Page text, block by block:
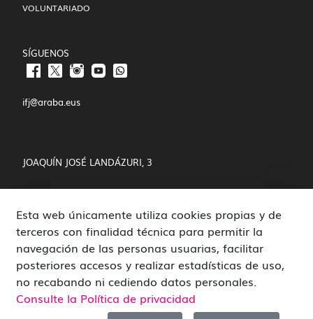
VOLUNTARIADO
SÍGUENOS
ifj@araba.eus
JOAQUÍN JOSÉ LANDÁZURI, 3
01008 VITORIA-GASTEIZ
POLÍTICA DE COOKIES Y PRIVACIDAD
CANAL DE DENUNCIAS
Esta web únicamente utiliza cookies propias y de
terceros con finalidad técnica para permitir la
navegación de las personas usuarias, facilitar
posteriores accesos y realizar estadísticas de uso,
no recabando ni cediendo datos personales.
Consulte la Política de privacidad